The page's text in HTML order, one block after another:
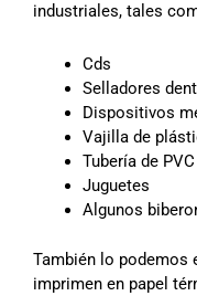
industriales, tales
Cds
Selladores
Dispositivos
Vajilla de
Tubería de PVC
Juguetes
Algunos
También lo podemos
imprimen en papel